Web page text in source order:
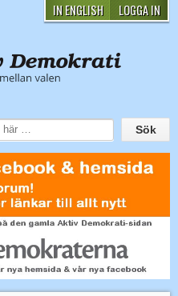
IN ENGLISH LOGGA IN